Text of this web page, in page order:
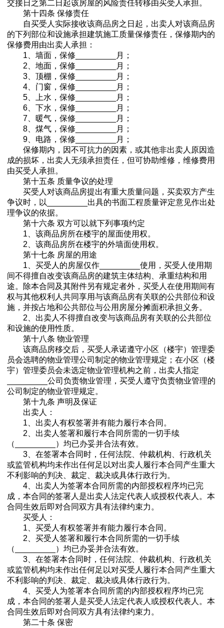
交接日之第二日起该房屋的风险责任转移由买受人承担。
第十四条 保修责任
自买受人实际接收该商品房之日起，出卖人对该商品房
的下列部位和设施承担建筑施工质量保修责任，保修期内的
保修费用由出卖人承担：
1、墙面，保修_________月；
2、地面，保修_________月；
3、顶棚，保修_________月；
4、门窗，保修_________月；
5、上水，保修_________月；
6、下水，保修_________月；
7、暖气，保修_________月；
8、煤气，保修_________月；
9、电路，保修_________月；
保修期内，因不可抗力的因素，或其他非出卖人原因造
成的损坏，出卖人无须承担责任，但可协助维修，维修费用
由买受人承担。
第十五条 质量争议的处理
买受人对该商品房提出有重大质量问题，买卖双方产生
争议时，以_________出具的书面工程质量评定意见作出处
理争议的依据。
第十六条 双方可以就下列事项约定
1、该商品房所在楼宇的屋面使用权。
2、该商品房所在楼宇的外墙面使用权。
第十七条 房屋的用途
1、买受人的房屋仅作_________使用，买受人使用期
间不得擅自改变该商品房的建筑主体结构、承重结构和用
途。除本合同及其附件另有规定者外，买受人在使用期间有
权与其他权利人共同享用与该商品房有关联的公共部位和设
施，并按占地和公共部位与公用房屋分摊面积承担义务。
2、出卖人不得擅自改变与该商品房有关联的公共部位
和设施的使用性质。
第十八条 物业管理
该商品房移交后，买受人承诺遵守小区（楼宇）管理委
员会选聘的物业管理公司制定的物业管理规定；在小区（楼
宇）管理委员会未选定物业管理机构之前，出卖人指定
_________公司负责物业管理，买受人遵守负责物业管理的
公司制定的物业管理规定。
第十九条 声明及保证
出卖人：
1、出卖人有权签署并有能力履行本合同。
2、出卖人签署和履行本合同所需的一切手续
（_________）均已办妥并合法有效。
3、在签署本合同时，任何法院、仲裁机构、行政机关
或监管机构均未作出任何足以对出卖人履行本合同产生重大
不利影响的判决、裁定、裁决或具体行政行为。
4、出卖人为签署本合同所需的内部授权程序均已完
成，本合同的签署人是出卖人法定代表人或授权代表人。本
合同生效后即对合同双方具有法律约束力。
买受人：
1、买受人有权签署并有能力履行本合同。
2、买受人签署和履行本合同所需的一切手续
（_________）均已办妥并合法有效。
3、在签署本合同时，任何法院、仲裁机构、行政机关
或监管机构均未作出任何足以对买受人履行本合同产生重大
不利影响的判决、裁定、裁决或具体行政行为。
4、买受人为签署本合同所需的内部授权程序均已完
成，本合同的签署人是买受人法定代表人或授权代表人。本
合同生效后即对合同双方具有法律约束力。
第二十条 保密